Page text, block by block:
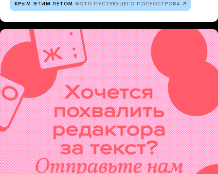
КРЫМ ЭТИМ ЛЕТОМ ФОТО ПУСТУЮЩЕГО ПОЛУОСТРОВА